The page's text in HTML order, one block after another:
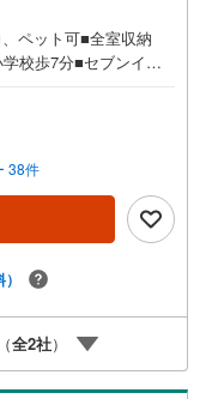
ペット可■全室収納
校歩7分■セブンイレ
）こちらの時間帯は
ご案内できますぜひ
イフソリューション
携金利〔一例〕東宝
全期間引下げプラン⇒住
％》と某信用金庫金
まで（審査・要件があ
ご対応ライフプランニ
レミアムなど多彩なサ
38件
全2社）